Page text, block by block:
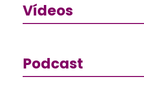
Vídeos
Podcast